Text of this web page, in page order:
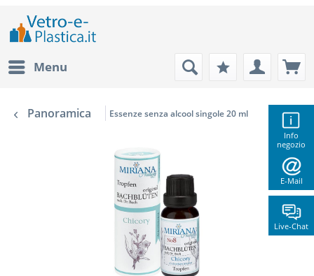
Info
negozio
E-Mail
Live-Chat
Menu
Panoramica Essenze senza alcool singole 20 ml